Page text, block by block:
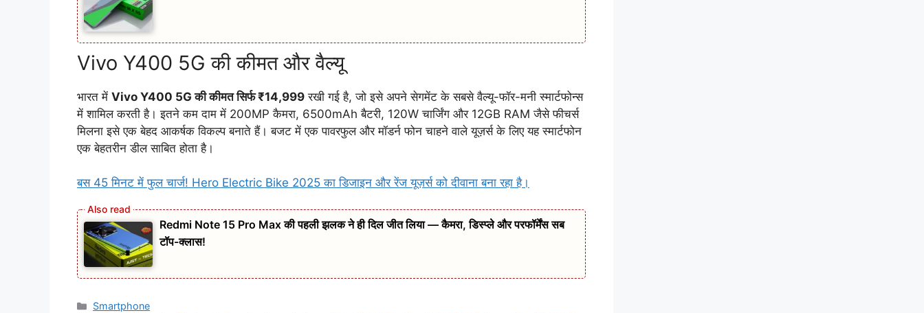
Vivo Y400 5G की कीमत और वैल्यू
भारत में Vivo Y400 5G की कीमत सिर्फ ₹14,999 रखी गई है, जो इसे अपने सेगमेंट के सबसे वैल्यू-फॉर-मनी स्मार्टफोन्स
में शामिल करती है। इतने कम दाम में 200MP कैमरा, 6500mAh बैटरी, 120W चार्जिंग और 12GB RAM जैसे फीचर्स
मिलना इसे एक बेहद आकर्षक विकल्प बनाते हैं। बजट में एक पावरफुल और मॉडर्न फोन चाहने वाले यूज़र्स के लिए यह स्मार्टफोन
एक बेहतरीन डील साबित होता है।
बस 45 मिनट में फुल चार्ज! Hero Electric Bike 2025 का डिजाइन और रेंज यूज़र्स को दीवाना बना रहा है।
Redmi Note 15 Pro Max की पहली झलक ने ही दिल जीत लिया — कैमरा, डिस्प्ले और परफॉर्मेंस सब
टॉप-क्लास!
Categories
Smartphone